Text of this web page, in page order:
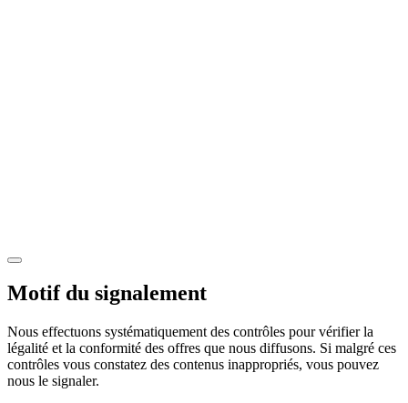
Motif du signalement
Nous effectuons systématiquement des contrôles pour vérifier la
légalité et la conformité des offres que nous diffusons. Si malgré ces
contrôles vous constatez des contenus inappropriés, vous pouvez
nous le signaler.